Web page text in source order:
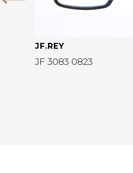
Vorige
JF.REY
JF 3083 0823